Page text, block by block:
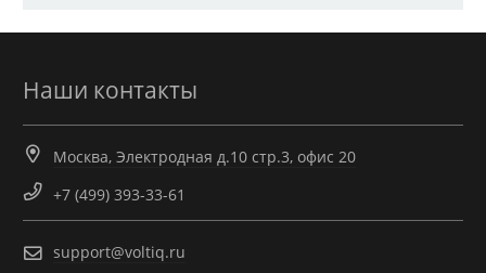
Наши контакты
Москва, Электродная д.10 стр.3, офис 20
+7 (499) 393-33-61
support@voltiq.ru